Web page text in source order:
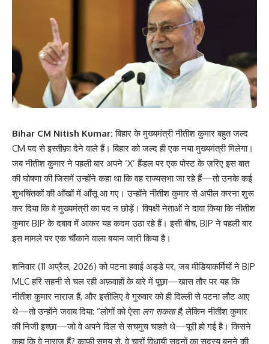
Bihar CM Nitish Kumar:बिहार के मुख्यमंत्री नीतीश कुमार बहुत जल्द
CM पद से इस्तीफ़ा देने वाले हैं। बिहार को जल्द ही एक नया मुख्यमंत्री मिलेगा।
जब नीतीश कुमार ने पहली बार अपने ‘X’ हैंडल पर एक पोस्ट के ज़रिए इस बात
की घोषणा की जिसमें उन्होंने कहा था कि वह राज्यसभा जा रहे हैं—तो उनके कई
शुभचिंतकों की आँखों में आँसू आ गए। उन्होंने नीतीश कुमार से अपील करना शुरू
कर दिया कि वे मुख्यमंत्री का पद न छोड़ें। विपक्षी नेताओं ने दावा किया कि नीतीश
कुमार BJP के दबाव में आकर यह कदम उठा रहे हैं। इसी बीच, BJP ने पहली बार
इस मामले पर एक चौंकाने वाला बयान जारी किया है।
शनिवार (11 अप्रैल, 2026) को पटना हवाई अड्डे पर, जब मीडियाकर्मियों ने BJP
MLC हरि सहनी से चल रही अफ़वाहों के बारे में पूछा—खास तौर पर यह कि
नीतीश कुमार नाराज़ हैं, और इसीलिए वे गुरुवार को ही दिल्ली से पटना लौट आए
थे—तो उन्होंने जवाब दिया: “लोगों को ऐसा लग सकता है, लेकिन नीतीश कुमार
की निजी इच्छा—जो वे अपने दिल से सचमुच चाहते थे—पूरी हो गई है। किसने
कहा कि वे नाराज़ हैं? काफ़ी समय से, वे चारों विधायी सदनों का सदस्य बनने की